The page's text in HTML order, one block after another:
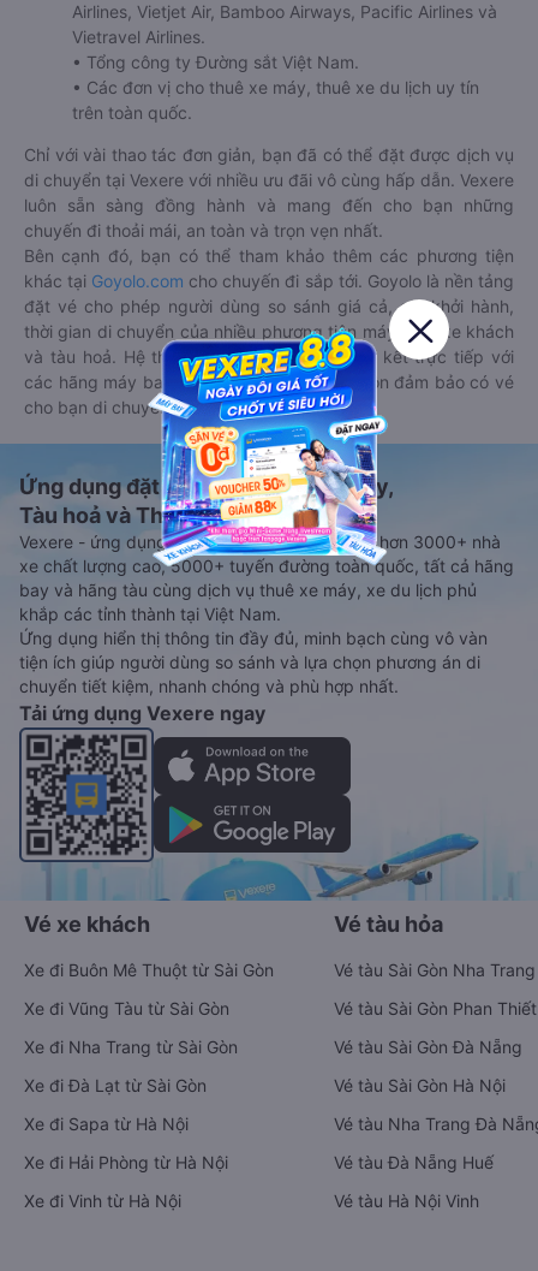
Airlines, Vietjet Air, Bamboo Airways, Pacific Airlines và
Vietravel Airlines.
• Tổng công ty Đường sắt Việt Nam.
• Các đơn vị cho thuê xe máy, thuê xe du lịch uy tín
trên toàn quốc.
Chỉ với vài thao tác đơn giản, bạn đã có thể đặt được dịch vụ
di chuyển tại Vexere với nhiều ưu đãi vô cùng hấp dẫn. Vexere
luôn sẵn sàng đồng hành và mang đến cho bạn những
chuyến đi thoải mái, an toàn và trọn vẹn nhất.
Bên cạnh đó, bạn có thể tham khảo thêm các phương tiện
khác tại Goyolo.com cho chuyến đi sắp tới. Goyolo là nền tảng
đặt vé cho phép người dùng so sánh giá cả, giờ khởi hành,
thời gian di chuyển của nhiều phương tiện máy bay, xe khách
và tàu hoả. Hệ thống của Goyolo được liên kết trực tiếp với
các hãng máy bay, xe khách và tàu hoả, luôn đảm bảo có vé
cho bạn di chuyển.
Ứng dụng đặt vé Xe khách, Máy bay,
Tàu hoả và Thuê xe
Vexere - ứng dụng đặt vé đa phương tiện với hơn 3000+ nhà
xe chất lượng cao, 5000+ tuyến đường toàn quốc, tất cả hãng
bay và hãng tàu cùng dịch vụ thuê xe máy, xe du lịch phủ
khắp các tỉnh thành tại Việt Nam.
Ứng dụng hiển thị thông tin đầy đủ, minh bạch cùng vô vàn
tiện ích giúp người dùng so sánh và lựa chọn phương án di
chuyển tiết kiệm, nhanh chóng và phù hợp nhất.
Tải ứng dụng Vexere ngay
Vé xe khách
Xe đi Buôn Mê Thuột từ Sài Gòn
Xe đi Vũng Tàu từ Sài Gòn
Xe đi Nha Trang từ Sài Gòn
Xe đi Đà Lạt từ Sài Gòn
Xe đi Sapa từ Hà Nội
Xe đi Hải Phòng từ Hà Nội
Xe đi Vinh từ Hà Nội
Vé tàu hỏa
Vé tàu Sài Gòn Nha Trang
Vé tàu Sài Gòn Phan Thiết
Vé tàu Sài Gòn Đà Nẵng
Vé tàu Sài Gòn Hà Nội
Vé tàu Nha Trang Đà
Vé tàu Đà Nẵng Huế
Vé tàu Hà Nội Vinh